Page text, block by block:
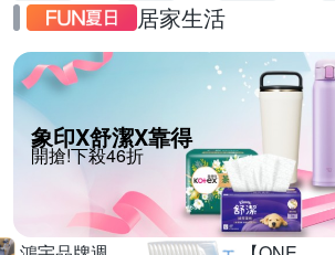
居家生活
象印X舒潔X靠得
開搶!下殺46折